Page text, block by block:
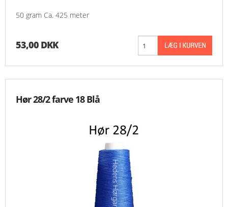
50 gram Ca. 425 meter
53,00 DKK
Hør 28/2 farve 18 Blå